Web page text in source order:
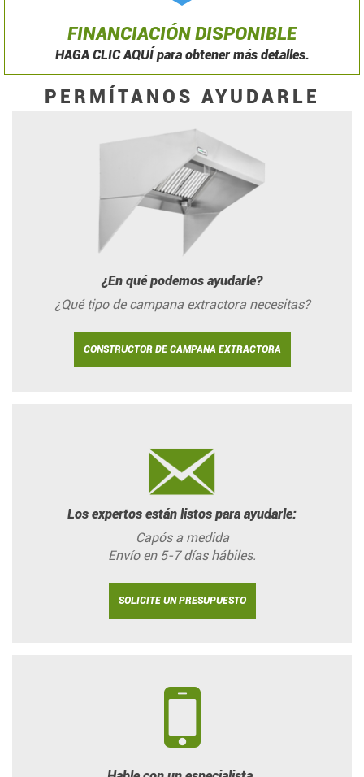
FINANCIACIÓN DISPONIBLE
HAGA CLIC AQUÍ para obtener más detalles.
PERMÍTANOS AYUDARLE
¿En qué podemos ayudarle?
¿Qué tipo de campana extractora necesitas?
CONSTRUCTOR DE CAMPANA EXTRACTORA
Los expertos están listos para ayudarle:
Capós a medida
Envío en 5-7 días hábiles.
SOLICITE UN PRESUPUESTO